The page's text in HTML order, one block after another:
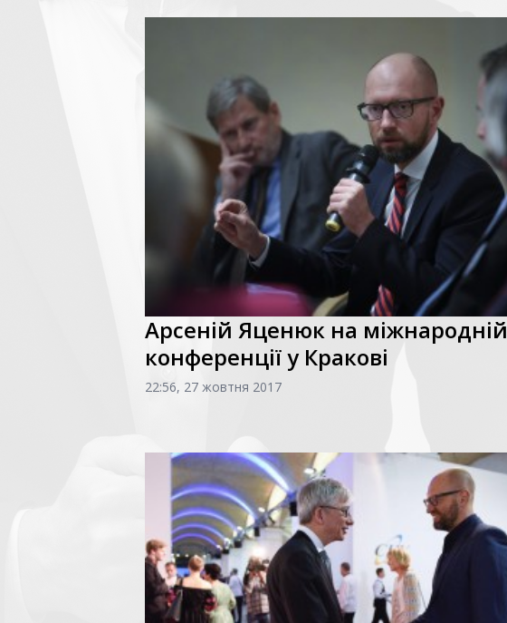
Арсеній Яценюк на міжнародній
конференції у Кракові
22:56, 27 жовтня 2017